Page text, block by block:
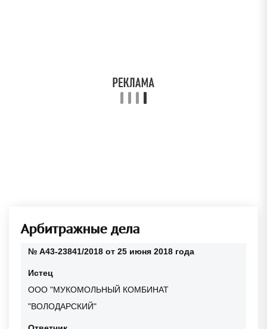
Арбитражные дела
№ А43-23841/2018 от 25 июня 2018 года
Истец
ООО "МУКОМОЛЬНЫЙ КОМБИНАТ
"ВОЛОДАРСКИЙ"